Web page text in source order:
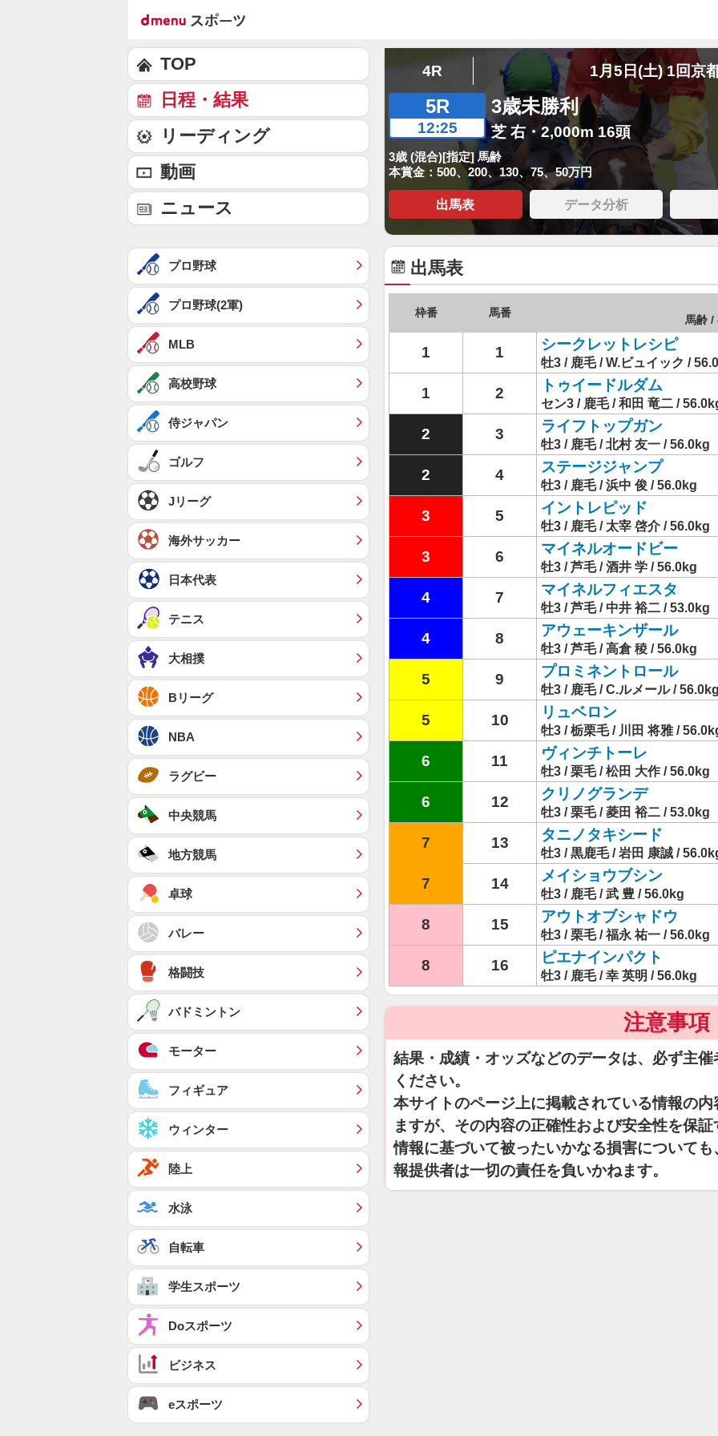
4R 1月5日(土) 1回京
5R
12:25
3歳未勝利
芝 右・2,000m 16頭
3歳 (混合)[指定] 馬齢
本賞金：500、200、130、75、50万円
出馬表 データ分析
出馬表
枠番 馬番
馬齢 /
1 1 シークレットレシピ
牡3 / 鹿毛 / W.ビュイック /
1 2 トゥイードルダム
セン3 / 鹿毛 / 和田 竜二 /
2 3 ライフトップガン
牡3 / 鹿毛 / 北村 友一 / 56.0kg
2 4 ステージジャンプ
牡3 / 鹿毛 / 浜中 俊 / 56.0kg
3 5 イントレピッド
牡3 / 鹿毛 / 太宰 啓介 / 56.0kg
3 6 マイネルオードビー
牡3 / 芦毛 / 酒井 学 / 56.0kg
4 7 マイネルフィエスタ
牡3 / 芦毛 / 中井 裕二 / 53.0kg
4 8 アウェーキンザール
牡3 / 芦毛 / 高倉 稜 / 56.0kg
5 9 プロミネントロール
牡3 / 鹿毛 / C.ルメール / 56.0kg
5 10 リュベロン
牡3 / 栃栗毛 / 川田 将雅 /
6 11 ヴィンチトーレ
牡3 / 栗毛 / 松田 大作 / 56.0kg
6 12 クリノグランデ
牡3 / 栗毛 / 菱田 裕二 / 53.0kg
7 13 タニノタキシード
牡3 / 黒鹿毛 / 岩田 康誠 /
7 14 メイショウブシン
牡3 / 鹿毛 / 武 豊 / 56.0kg
8 15 アウトオブシャドウ
牡3 / 栗毛 / 福永 祐一 / 56.0kg
8 16 ピエナインパクト
牡3 / 鹿毛 / 幸 英明 / 56.0kg
注意事項
結果・成績・オッズなどのデータは、必ず主
ください。
本サイトのページ上に掲載されている情報の
ますが、その内容の正確性および安全性を保
情報に基づいて被ったいかなる損害について
報提供者は一切の責任を負いかねます。
TOP
日程・結果
リーディング
動画
ニュース
プロ野球
プロ野球(2軍)
MLB
高校野球
侍ジャパン
ゴルフ
Jリーグ
海外サッカー
日本代表
テニス
大相撲
Bリーグ
NBA
ラグビー
中央競馬
地方競馬
卓球
バレー
格闘技
バドミントン
モーター
フィギュア
ウィンター
陸上
水泳
自転車
学生スポーツ
Doスポーツ
ビジネス
eスポーツ